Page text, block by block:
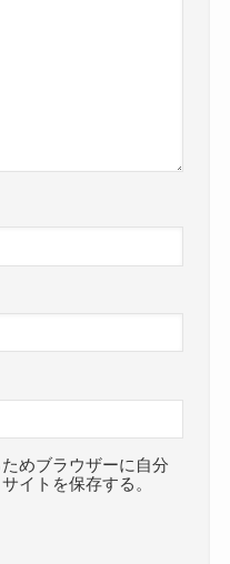
めブラウザーに自分
イトを保存する。